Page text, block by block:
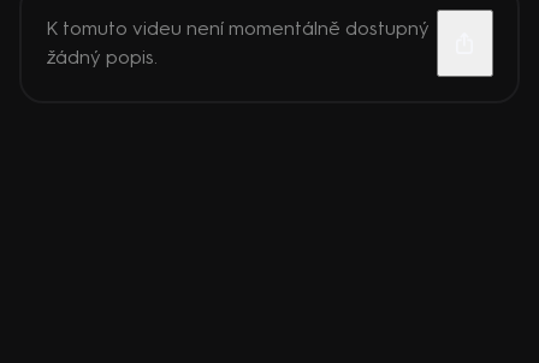
K tomuto videu není momentálně dostupný
žádný popis.